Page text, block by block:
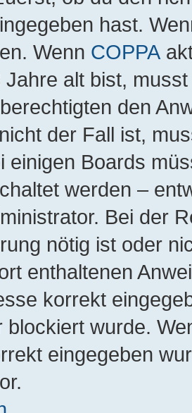
hast.
Wenn COPPA
Jahre alt bist,
den
der Fall ist,
einigen Boards
werden –
Bei der
nötig ist oder
enthaltenen
korrekt
blockiert wurde.
eingegeben